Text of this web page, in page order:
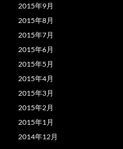
2015年9月
2015年8月
2015年7月
2015年6月
2015年5月
2015年4月
2015年3月
2015年2月
2015年1月
2014年12月